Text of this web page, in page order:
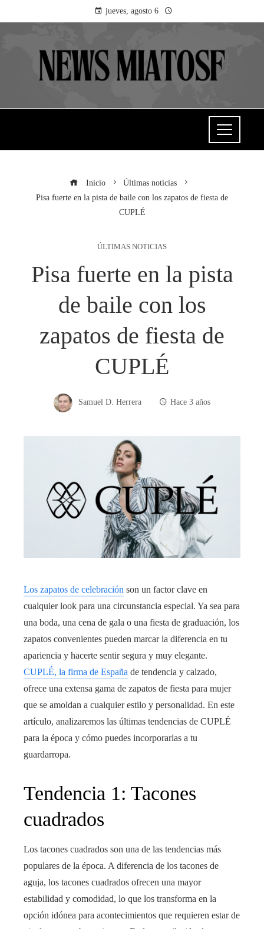
jueves, agosto 6
Inicio
Últimas noticias
Pisa fuerte en la pista de baile con los zapatos de fiesta de
CUPLÉ
ÚLTIMAS NOTICIAS
Pisa fuerte en la pista
de baile con los
zapatos de fiesta de
CUPLÉ
Samuel D. Herrera Hace 3 años
Los zapatos de celebración son un factor clave en
cualquier look para una circunstancia especial. Ya sea para
una boda, una cena de gala o una fiesta de graduación, los
zapatos convenientes pueden marcar la diferencia en tu
apariencia y hacerte sentir segura y muy elegante.
CUPLÉ, la firma de España de tendencia y calzado,
ofrece una extensa gama de zapatos de fiesta para mujer
que se amoldan a cualquier estilo y personalidad. En este
artículo, analizaremos las últimas tendencias de CUPLÉ
para la época y cómo puedes incorporarlas a tu
guardarropa.
Tendencia 1: Tacones
cuadrados
Los tacones cuadrados son una de las tendencias más
populares de la época. A diferencia de los tacones de
aguja, los tacones cuadrados ofrecen una mayor
estabilidad y comodidad, lo que los transforma en la
opción idónea para acontecimientos que requieren estar de